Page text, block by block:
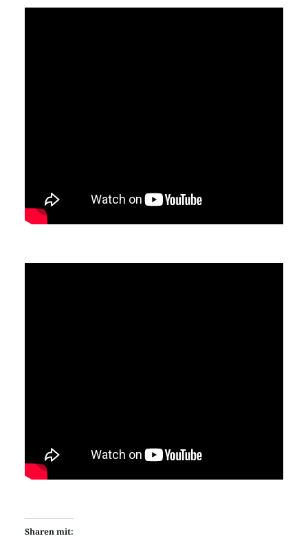
Sharen mit: